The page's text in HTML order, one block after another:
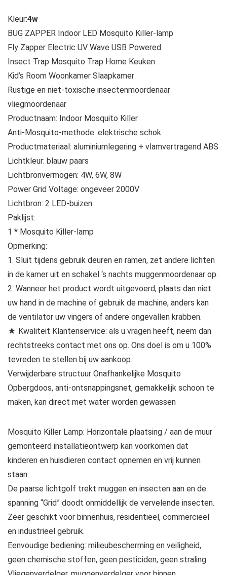
Kleur:4w
BUG ZAPPER Indoor LED Mosquito Killer-lamp
Fly Zapper Electric UV Wave USB Powered
Insect Trap Mosquito Trap Home Keuken
Kid’s Room Woonkamer Slaapkamer
Rustige en niet-toxische insectenmoordenaar
vliegmoordenaar
Productnaam: Indoor Mosquito Killer
Anti-Mosquito-methode: elektrische schok
Productmateriaal: aluminiumlegering + vlamvertragend ABS
Lichtkleur: blauw paars
Lichtbronvermogen: 4W, 6W, 8W
Power Grid Voltage: ongeveer 2000V
Lichtbron: 2 LED-buizen
Paklijst:
1 * Mosquito Killer-lamp
Opmerking:
1. Sluit tijdens gebruik deuren en ramen, zet andere lichten
in de kamer uit en schakel ‘s nachts muggenmoordenaar op.
2. Wanneer het product wordt uitgevoerd, plaats dan niet
uw hand in de machine of gebruik de machine, anders kan
de ventilator uw vingers of andere ongevallen krabben.
★ Kwaliteit Klantenservice: als u vragen heeft, neem dan
rechtstreeks contact met ons op. Ons doel is om u 100%
tevreden te stellen bij uw aankoop.
Verwijderbare structuur Onafhankelijke Mosquito
Opbergdoos, anti-ontsnappingsnet, gemakkelijk schoon te
maken, kan direct met water worden gewassen
Mosquito Killer Lamp: Horizontale plaatsing / aan de muur
gemonteerd installatieontwerp kan voorkomen dat
kinderen en huisdieren contact opnemen en vrij kunnen
staan
De paarse lichtgolf trekt muggen en insecten aan en de
spanning “Grid” doodt onmiddellijk de vervelende insecten.
Zeer geschikt voor binnenhuis, residentieel, commercieel
en industrieel gebruik.
Eenvoudige bediening: milieubescherming en veiligheid,
geen chemische stoffen, geen pesticiden, geen straling.